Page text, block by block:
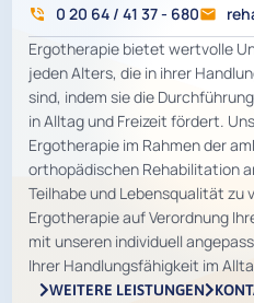
0 20 64 / 41 37 - 680
Ergotherapie bietet wertvolle
jeden Alters, die in ihrer
sind, indem sie die
in Alltag und Freizeit fördert.
Ergotherapie im Rahmen der
orthopädischen Rehabilitation
Teilhabe und Lebensqualität zu
Ergotherapie auf Verordnung
mit unseren individuell
Ihrer Handlungsfähigkeit im
WEITERE LEISTUNGEN